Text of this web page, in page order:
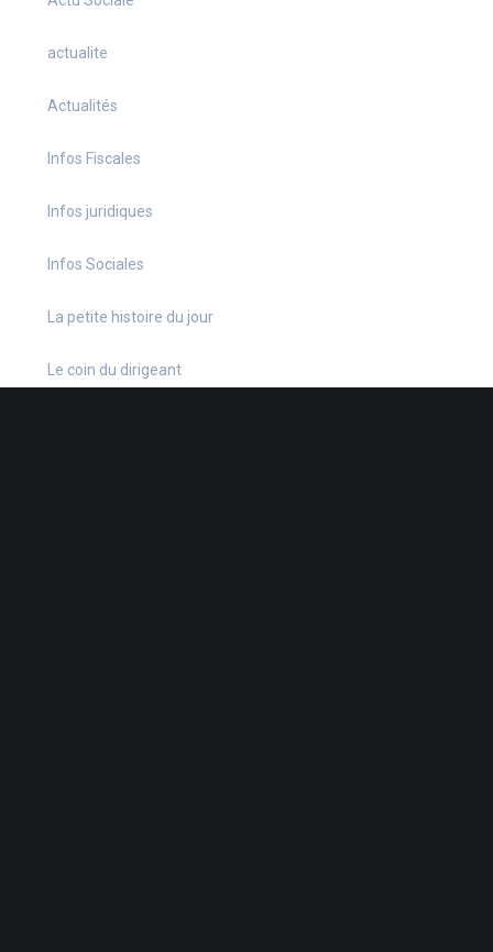
actualite
Actualités
Infos Fiscales
Infos juridiques
Infos Sociales
La petite histoire du jour
Le coin du dirigeant